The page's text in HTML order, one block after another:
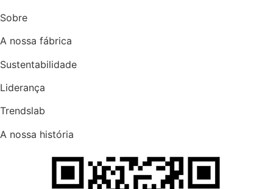
Sobre
A nossa fábrica
Sustentabilidade
Liderança
Trendslab
A nossa história